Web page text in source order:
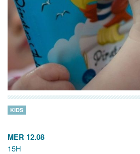
MER 12.08
15H
KIDS